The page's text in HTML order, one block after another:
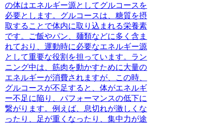
の体はエネルギー源としてグルコースを
必要とします。グルコースは、糖質を摂
取することで体内に取り込まれる栄養素
です。ご飯やパン、麺類などに多く含ま
れており、運動時に必要なエネルギー源
として重要な役割を担っています。ラン
ニング中は、筋肉を動かすために大量の
エネルギーが消費されますが、この時、
グルコースが不足すると、体がエネルギ
ー不足に陥り、パフォーマンスの低下に
繋がります。例えば、息切れが激しくな
ったり、足が重くなったり、集中力が途